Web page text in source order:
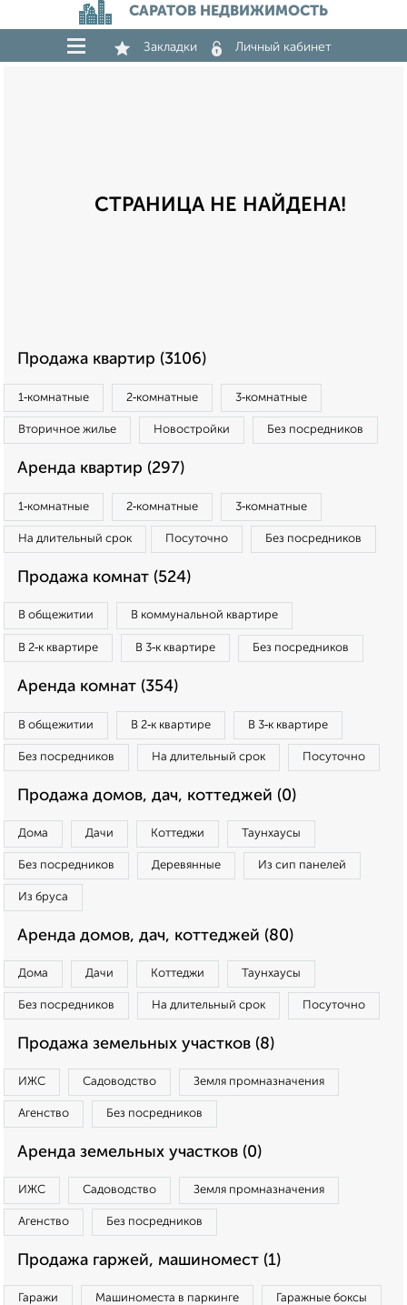
САРАТОВ НЕДВИЖИМОСТЬ
Закладки Личный кабинет
СТРАНИЦА НЕ НАЙДЕНА!
Продажа квартир (3106)
1‑комнатные 2‑комнатные 3‑комнатные
Вторичное жилье Новостройки Без посредников
Аренда квартир (297)
1‑комнатные 2‑комнатные 3‑комнатные
На длительный срок Посуточно Без посредников
Продажа комнат (524)
В общежитии В коммунальной квартире
В 2‑к квартире В 3‑к квартире Без посредников
Аренда комнат (354)
В общежитии В 2‑к квартире В 3‑к квартире
Без посредников На длительный срок Посуточно
Продажа домов, дач, коттеджей (0)
Дома Дачи Коттеджи Таунхаусы
Без посредников Деревянные Из сип панелей
Из бруса
Аренда домов, дач, коттеджей (80)
Дома Дачи Коттеджи Таунхаусы
Без посредников На длительный срок Посуточно
Продажа земельных участков (8)
ИЖС Садоводство Земля промназначения
Агенство Без посредников
Аренда земельных участков (0)
ИЖС Садоводство Земля промназначения
Агенство Без посредников
Продажа гаржей, машиномест (1)
Гаражи Машиноместа в паркинге Гаражные боксы